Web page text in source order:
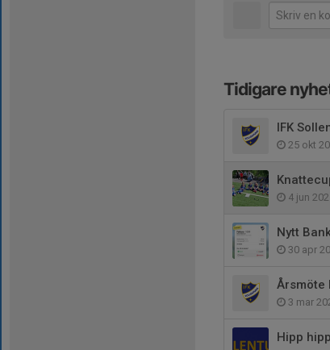
Tidigare
IFK
25 okt
4 jun
Nytt
30 apr
Årsmöte
3 mar
Hipp